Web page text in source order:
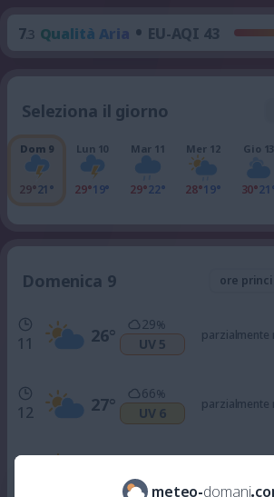
7.3 Qualità Aria • EU-AQI 43
Seleziona il giorno
Dom 9
29°21°
Lun 10
29°19°
Mar 11
29°22°
Mer 12
28°19°
Gio 13
30°
Domenica 9 ore
11 26°
29%
UV 5
parzialmente
12 27°
66%
UV 6
parzialmente
UV 7meteo-domani.